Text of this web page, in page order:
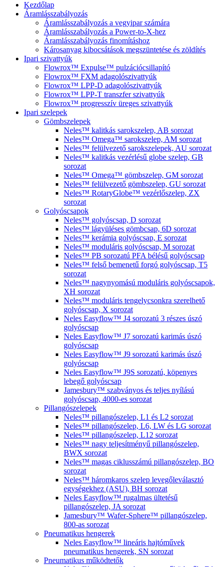
Kezdőlap
Áramlásszabályozás
Áramlásszabályozás a vegyipar számára
Áramlásszabályozás a Power-to-X-hez
Áramlásszabályozás finomításhoz
Károsanyag kibocsátások megszüntetése és zöldítés
Ipari szivattyúk
Flowrox™ Expulse™ pulzációcsillapító
Flowrox™ FXM adagolószivattyúk
Flowrox™ LPP-D adagolószivattyúk
Flowrox™ LPP-T transzfer szivattyúk
Flowrox™ progresszív üreges szivattyúk
Ipari szelepek
Gömbszelepek
Neles™ kalitkás sarokszelep, AB sorozat
Neles™ Omega™ sarokszelep, AM sorozat
Neles™ felülvezető sarokszelepek, AU sorozat
Neles™ kalitkás vezérlésű globe szelep, GB
sorozat
Neles™ Omega™ gömbszelep, GM sorozat
Neles™ felülvezető gömbszelep, GU sorozat
Neles™ RotaryGlobe™ vezérlőszelep, ZX
sorozat
Golyóscsapok
Neles™ golyóscsap, D sorozat
Neles™ lágyüléses gömbcsap, 6D sorozat
Neles™ kerámia golyóscsap, E sorozat
Neles™ moduláris golyóscsap, M sorozat
Neles™ PB sorozatú PFA bélésű golyóscsap
Neles™ felső bemenetű forgó golyóscsap, T5
sorozat
Neles™ nagynyomású moduláris golyóscsapok,
XH sorozat
Neles™ moduláris tengelycsonkra szerelhető
golyóscsap, X sorozat
Neles Easyflow™ J4 sorozatú 3 részes úszó
golyóscsap
Neles Easyflow™ J7 sorozatú karimás úszó
golyóscsap
Neles Easyflow™ J9 sorozatú karimás úszó
golyóscsap
Neles Easyflow™ J9S sorozatú, köpenyes
lebegő golyóscsap
Jamesbury™ szabványos és teljes nyílású
golyóscsap, 4000-es sorozat
Pillangószelepek
Neles™ pillangószelep, L1 és L2 sorozat
Neles™ pillangószelep, L6, LW és LG sorozat
Neles™ pillangószelep, L12 sorozat
Neles™ nagy teljesítményű pillangószelep,
BWX sorozat
Neles™ magas ciklusszámú pillangószelep, BO
sorozat
Neles™ háromkaros szelep levegőleválasztó
egységekhez (ASU), BH sorozat
Neles Easyflow™ rugalmas ültetésű
pillangószelep, JA sorozat
Jamesbury™ Wafer-Sphere™ pillangószelep,
800-as sorozat
Pneumatikus hengerek
Neles Easyflow™ lineáris hajtóművek
pneumatikus hengerek, SN sorozat
Pneumatikus működtetők